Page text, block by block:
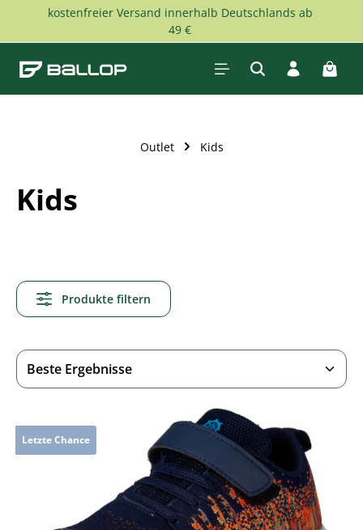
Zum Hauptinhalt springen
kostenfreier Versand innerhalb Deutschlands ab
49 €
Outlet Kids
Kids
Produkte filtern
Letzte Chance